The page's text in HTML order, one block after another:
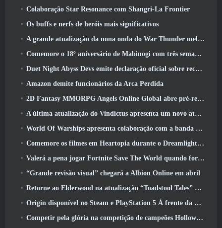
Colaboração Star Resonance com Shangri-La Frontier
Os buffs e nerfs de heróis mais significativos
A grande atualização da nona onda do War Thunder melhora a aparência das batalhas navais com visuais aquáticos aprimorados
Comemore o 18º aniversário de Mabinogi com três semanas de eventos e recompensas
Duet Night Abyss Devs emite declaração oficial sobre recente incidente de malware após atualização do jogo
Amazon demite funcionários da Arca Perdida
2D Fantasy MMORPG Angels Online Global abre pré-registro
A última atualização do Vindictus apresenta um novo ataque onde os jogadores enfrentarão o Guardião de Caliburn
World Of Warships apresenta colaboração com a banda sueca de heavy metal Sabaton
Comemore os filmes em Heartopia durante o Dreamlight Cinematics Festival
Valerá a pena jogar Fortnite Save The World quando for grátis?
“Grande revisão visual” chegará a Albion Online em abril
Retorne ao Elderwood na atualização “Toadstool Tales” de Palia
Origin disponível no Steam e PlayStation 5 À frente da marcha 23 Lançar
Competir pela glória na competição de campeões Hollow de New Eridu na próxima atualização do Zenless Zone Zero